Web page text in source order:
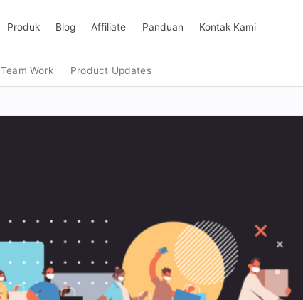
Produk Blog Affiliate Panduan Kontak Kami
Team Work Product Updates